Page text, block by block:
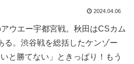
2024.04.06
ウエー宇都宮戦。秋田はCSカム
る。渋谷戦を総括したケンゾー
と勝てない」ときっぱり！もう